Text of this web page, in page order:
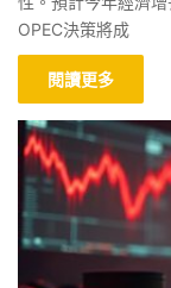
OPEC決策將成
閱讀更多